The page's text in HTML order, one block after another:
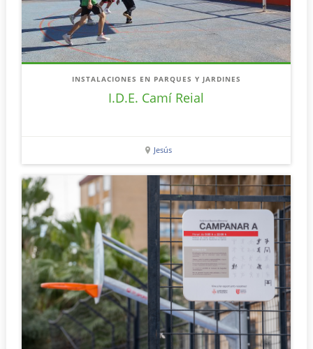
INSTALACIONES EN PARQUES Y JARDINES
I.D.E. Camí Reial
Jesús